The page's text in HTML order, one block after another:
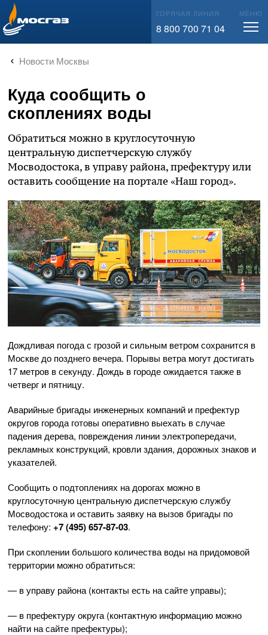
info@mos-gaz.ru ГОРЯЧАЯ ЛИНИЯ
8 800 700 71 04
МЕНЮ
Новости Москвы
Куда сообщить о
скоплениях воды
Обратиться можно в круглосуточную
центральную диспетчерскую службу
Мосводостока, в управу района, префектуру или
оставить сообщение на портале «Наш город».
Дождливая погода с грозой и сильным ветром сохранится в
Москве до позднего вечера. Порывы ветра могут достигать
17 метров в секунду. Дождь в городе ожидается также в
четверг и пятницу.
Аварийные бригады инженерных компаний и префектур
округов города готовы оперативно выехать в случае
падения дерева, повреждения линии электропередачи,
рекламных конструкций, кровли здания, дорожных знаков и
указателей.
Сообщить о подтоплениях на дорогах можно в
круглосуточную центральную диспетчерскую службу
Мосводостока и оставить заявку на вызов бригады по
телефону: +7 (495) 657-87-03.
При скоплении большого количества воды на придомовой
территории можно обратиться:
— в управу района (контакты есть на сайте управы);
— в префектуру округа (контактную информацию можно
найти на сайте префектуры);